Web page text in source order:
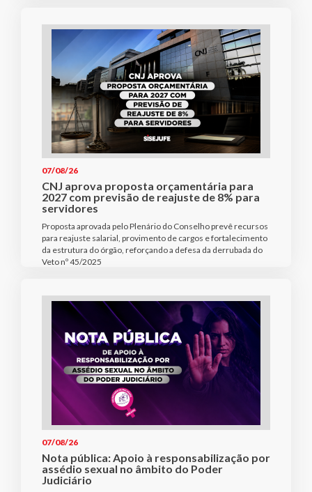
07/08/26
CNJ aprova proposta orçamentária para
2027 com previsão de reajuste de 8% para
servidores
Proposta aprovada pelo Plenário do Conselho prevê recursos
para reajuste salarial, provimento de cargos e fortalecimento
da estrutura do órgão, reforçando a defesa da derrubada do
Veto nº 45/2025
07/08/26
Nota pública: Apoio à responsabilização por
assédio sexual no âmbito do Poder
Judiciário